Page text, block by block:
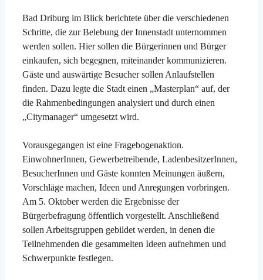
Bad Driburg im Blick berichtete über die verschiedenen
Schritte, die zur Belebung der Innenstadt unternommen
werden sollen. Hier sollen die Bürgerinnen und Bürger
einkaufen, sich begegnen, miteinander kommunizieren.
Gäste und auswärtige Besucher sollen Anlaufstellen
finden. Dazu legte die Stadt einen „Masterplan“ auf, der
die Rahmenbedingungen analysiert und durch einen
„Citymanager“ umgesetzt wird.
Vorausgegangen ist eine Fragebogenaktion.
EinwohnerInnen, Gewerbetreibende, LadenbesitzerInnen,
BesucherInnen und Gäste konnten Meinungen äußern,
Vorschläge machen, Ideen und Anregungen vorbringen.
Am 5. Oktober werden die Ergebnisse der
Bürgerbefragung öffentlich vorgestellt. Anschließend
sollen Arbeitsgruppen gebildet werden, in denen die
Teilnehmenden die gesammelten Ideen aufnehmen und
Schwerpunkte festlegen.